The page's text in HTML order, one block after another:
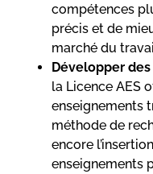
compétences
précis et de
marché du
Développer
la Licence AES
enseignements
méthode de
encore
enseignements